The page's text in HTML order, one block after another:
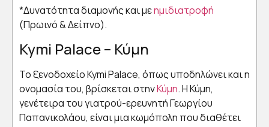
*Δυνατότητα διαμονής και μεημιδιατροφή
(Πρωινό & Δείπνο).
Kymi Palace – Κύμη
Το ξενοδοχείο Kymi Palace, όπως υποδηλώνει και η
ονομασία του, βρίσκεται στηνΚύμη. Η Κύμη,
γενέτειρα του γιατρού-ερευνητή Γεωργίου
Παπανικολάου, είναι μια κωμόπολη που διαθέτει